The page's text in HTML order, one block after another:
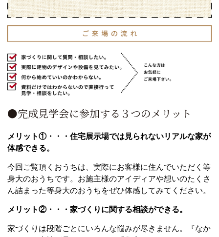
●完成見学会に参加する３つのメリット
メリット①・・・住宅展示場では見られないリアルな家が
体感できる。
今回ご覧頂くおうちは、実際にお客様に住んでいただく等
身大のおうちです。お施主様のアイディアや想いのたくさ
ん詰まった等身大のおうちをぜひ体感してみてください。
メリット②・・・家づくりに関する相談ができる。
家づくりは段階ごとにいろんな悩みが尽きません。『なか